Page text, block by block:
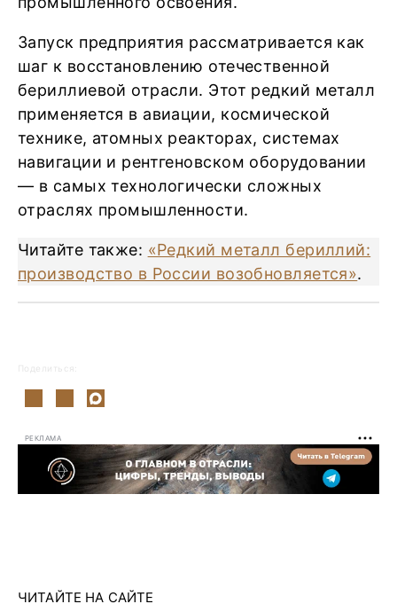
Запуск предприятия рассматривается как
шаг к восстановлению отечественной
бериллиевой отрасли. Этот редкий металл
применяется в авиации, космической
технике, атомных реакторах, системах
навигации и рентгеновском оборудовании
— в самых технологически сложных
отраслях промышленности.
Читайте также: «Редкий металл бериллий:
производство в России возобновляется».
Поделиться:
РЕКЛАМА
ЧИТАЙТЕ НА САЙТЕ